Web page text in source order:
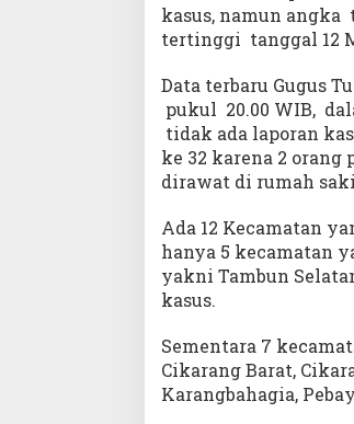
kasus, namun angka
tertinggi tanggal 12
Data terbaru Gugus
pukul 20.00 WIB,
tidak ada laporan
ke 32 karena 2 orang
dirawat di rumah
Ada 12 Kecamatan
hanya 5 kecamatan
yakni Tambun
kasus.
Sementara 7
Cikarang Barat,
Karangbahagia,